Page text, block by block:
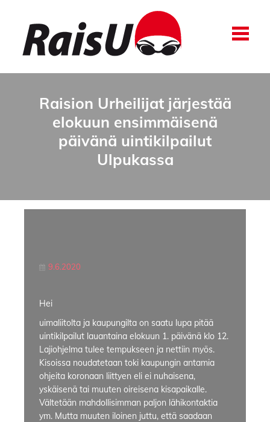
Raision Urheilijat järjestää
elokuun ensimmäisenä
päivänä uintikilpailut
Ulpukassa
9.6.2020
Hei
uimaliitolta ja kaupungilta on saatu lupa pitää
uintikilpailut lauantaina elokuun 1. päivänä klo 12.
Lajiohjelma tulee tempukseen ja nettiin myös.
Kisoissa noudatetaan toki kaupungin antamia
ohjeita koronaan liittyen eli ei nuhaisena,
yskäisenä tai muuten oireisena kisapaikalle.
Vältetään mahdollisimman paljon lähikontaktia
ym. Mutta muuten iloinen juttu, että saadaan